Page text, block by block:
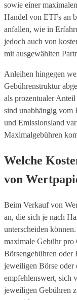
sowie einer
Handel von ETFs an
anfallen, wie in
jedoch auch von
mit ausgewählten
Anleihen hingegen
Gebührenstruktur
als prozentualer
sind unabhängig vom
und Emissionsland
Maximalgebühren
Welche
von
Beim Verkauf von
an, die sich je nach
unterscheiden
maximale Gebühr pro
Börsengebühren oder
jeweiligen Börse oder
empfehlenswert, sich
jeweiligen Gebühren